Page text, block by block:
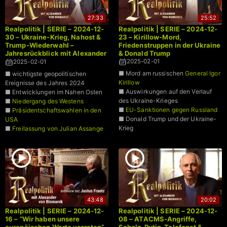
27:33
Realpolitik | SERIE – 2024-12-
30 – Ukraine-Krieg, Nahost &
Trump-Wiederwahl –
Jahresrückblick mit Alexander
von Bismarck
2025-02-01
■ wichtigste geopolitischen
Ereignisse des Jahres 2024
■ Entwicklungen im Nahen Osten
■ Niedergang des Westens
■ Präsidentschaftswahlen in den
USA
■ Freilassung von Julian Assange
25:52
Realpolitik | SERIE – 2024-12-
23 – Kirillow-Mord,
Friedenstruppen in der Ukraine
& Donald Trump
2025-02-01
■ Mord am russischenGeneral Igor
Kirillow
■ Auswirkungen auf den Verlauf
des Ukraine-Krieges
■ EU-Sanktionen gegen Russland
■ Donald Trump und der Ukraine-
Krieg
43:48
Realpolitik | SERIE – 2024-12-
16 – “Wir haben unsere
20:02
Realpolitik | SERIE – 2024-12-
08 – ATACMS-Angriffe,